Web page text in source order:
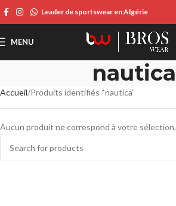
Leader de sportswear en Algérie
MENU
nautica
Accueil Produits identifiés “nautica”
Aucun produit ne correspond à votre sélection.